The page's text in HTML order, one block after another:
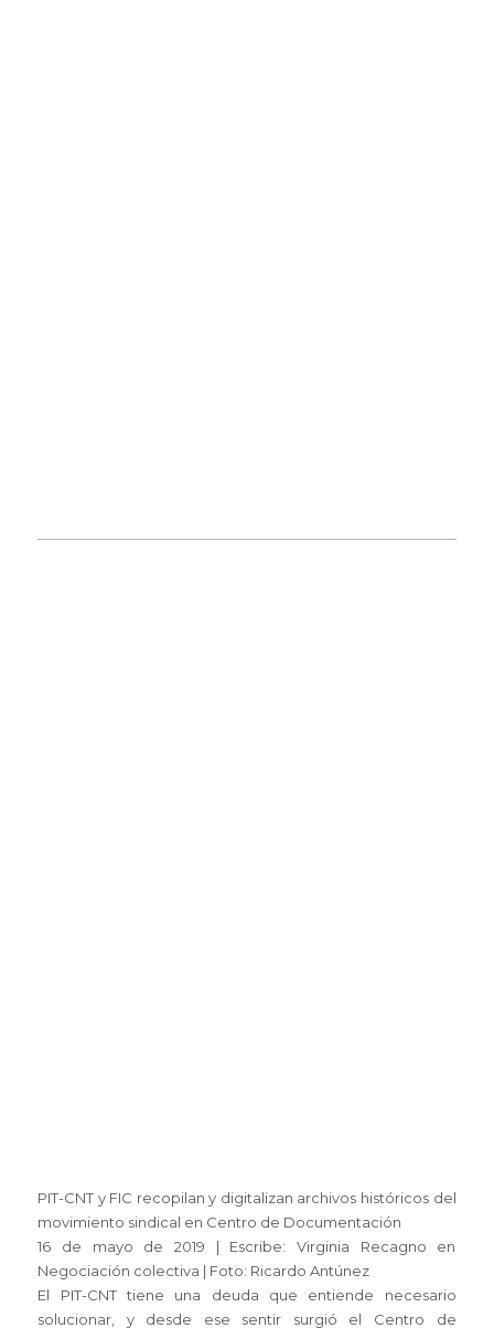
PIT-CNT y FIC recopilan y digitalizan archivos históricos del
movimiento sindical en Centro de Documentación
16 de mayo de 2019 | Escribe: Virginia Recagno en
Negociación colectiva | Foto: Ricardo Antúnez
El PIT-CNT tiene una deuda que entiende necesario
solucionar, y desde ese sentir surgió el Centro de